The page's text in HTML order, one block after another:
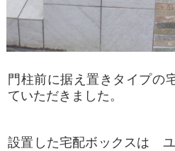
門柱前に据え置きタイプの
ていただきました。
設置した宅配ボックスは ユ